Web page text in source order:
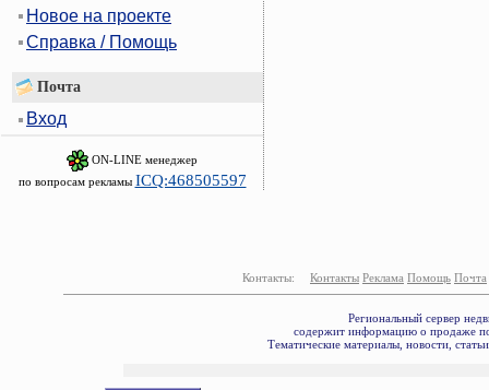
Новое на проекте
Справка / Помощь
Почта
Вход
ON-LINE менеджер
по вопросам рекламы ICQ:468505597
Контакты: Контакты Реклама Помощь Почта
Региональный сервер
содержит информацию о продаже
Тематические материалы, новости,